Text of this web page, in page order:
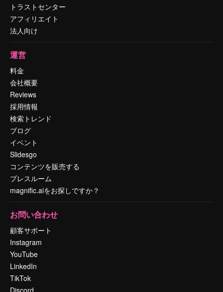
トラストセンター
アフィリエイト
法人向け
運営
料金
会社概要
Reviews
採用情報
検索トレンド
ブログ
イベント
Slidesgo
コンテンツを販売する
プレスルーム
magnific.aiをお探しですか？
お問い合わせ
顧客サポート
Instagram
YouTube
LinkedIn
TikTok
Discord